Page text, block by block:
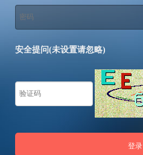
安全提问(未设置请忽略)
登录